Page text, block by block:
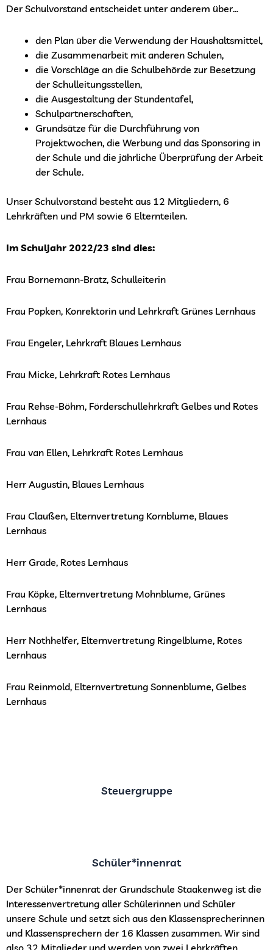
Der Schulvorstand entscheidet unter anderem über…
den Plan über die Verwendung der Haushaltsmittel,
die Zusammenarbeit mit anderen Schulen,
die Vorschläge an die Schulbehörde zur Besetzung
der Schulleitungsstellen,
die Ausgestaltung der Stundentafel,
Schulpartnerschaften,
Grundsätze für die Durchführung von
Projektwochen, die Werbung und das Sponsoring in
der Schule und die jährliche Überprüfung der Arbeit
der Schule.
Unser Schulvorstand besteht aus 12 Mitgliedern, 6
Lehrkräften und PM sowie 6 Elternteilen.
Im Schuljahr 2022/23 sind dies:
Frau Bornemann-Bratz, Schulleiterin
Frau Popken, Konrektorin und Lehrkraft Grünes Lernhaus
Frau Engeler, Lehrkraft Blaues Lernhaus
Frau Micke, Lehrkraft Rotes Lernhaus
Frau Rehse-Böhm, Förderschullehrkraft Gelbes und Rotes
Lernhaus
Frau van Ellen, Lehrkraft Rotes Lernhaus
Herr Augustin, Blaues Lernhaus
Frau Claußen, Elternvertretung Kornblume, Blaues
Lernhaus
Herr Grade, Rotes Lernhaus
Frau Köpke, Elternvertretung Mohnblume, Grünes
Lernhaus
Herr Nothhelfer, Elternvertretung Ringelblume, Rotes
Lernhaus
Frau Reinmold, Elternvertretung Sonnenblume, Gelbes
Lernhaus
Steuergruppe
Schüler*innenrat
Der Schüler*innenrat der Grundschule Staakenweg ist die
Interessenvertretung aller Schülerinnen und Schüler
unsere Schule und setzt sich aus den Klassensprecherinnen
und Klassensprechern der 16 Klassen zusammen. Wir sind
also 32 Mitglieder und werden von zwei Lehrkräften